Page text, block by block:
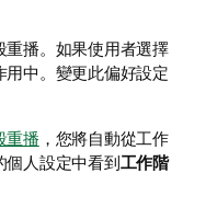
播。如果使用者選擇
中。變更此偏好設定
重播，您將自動從工作
個人設定中看到工作階